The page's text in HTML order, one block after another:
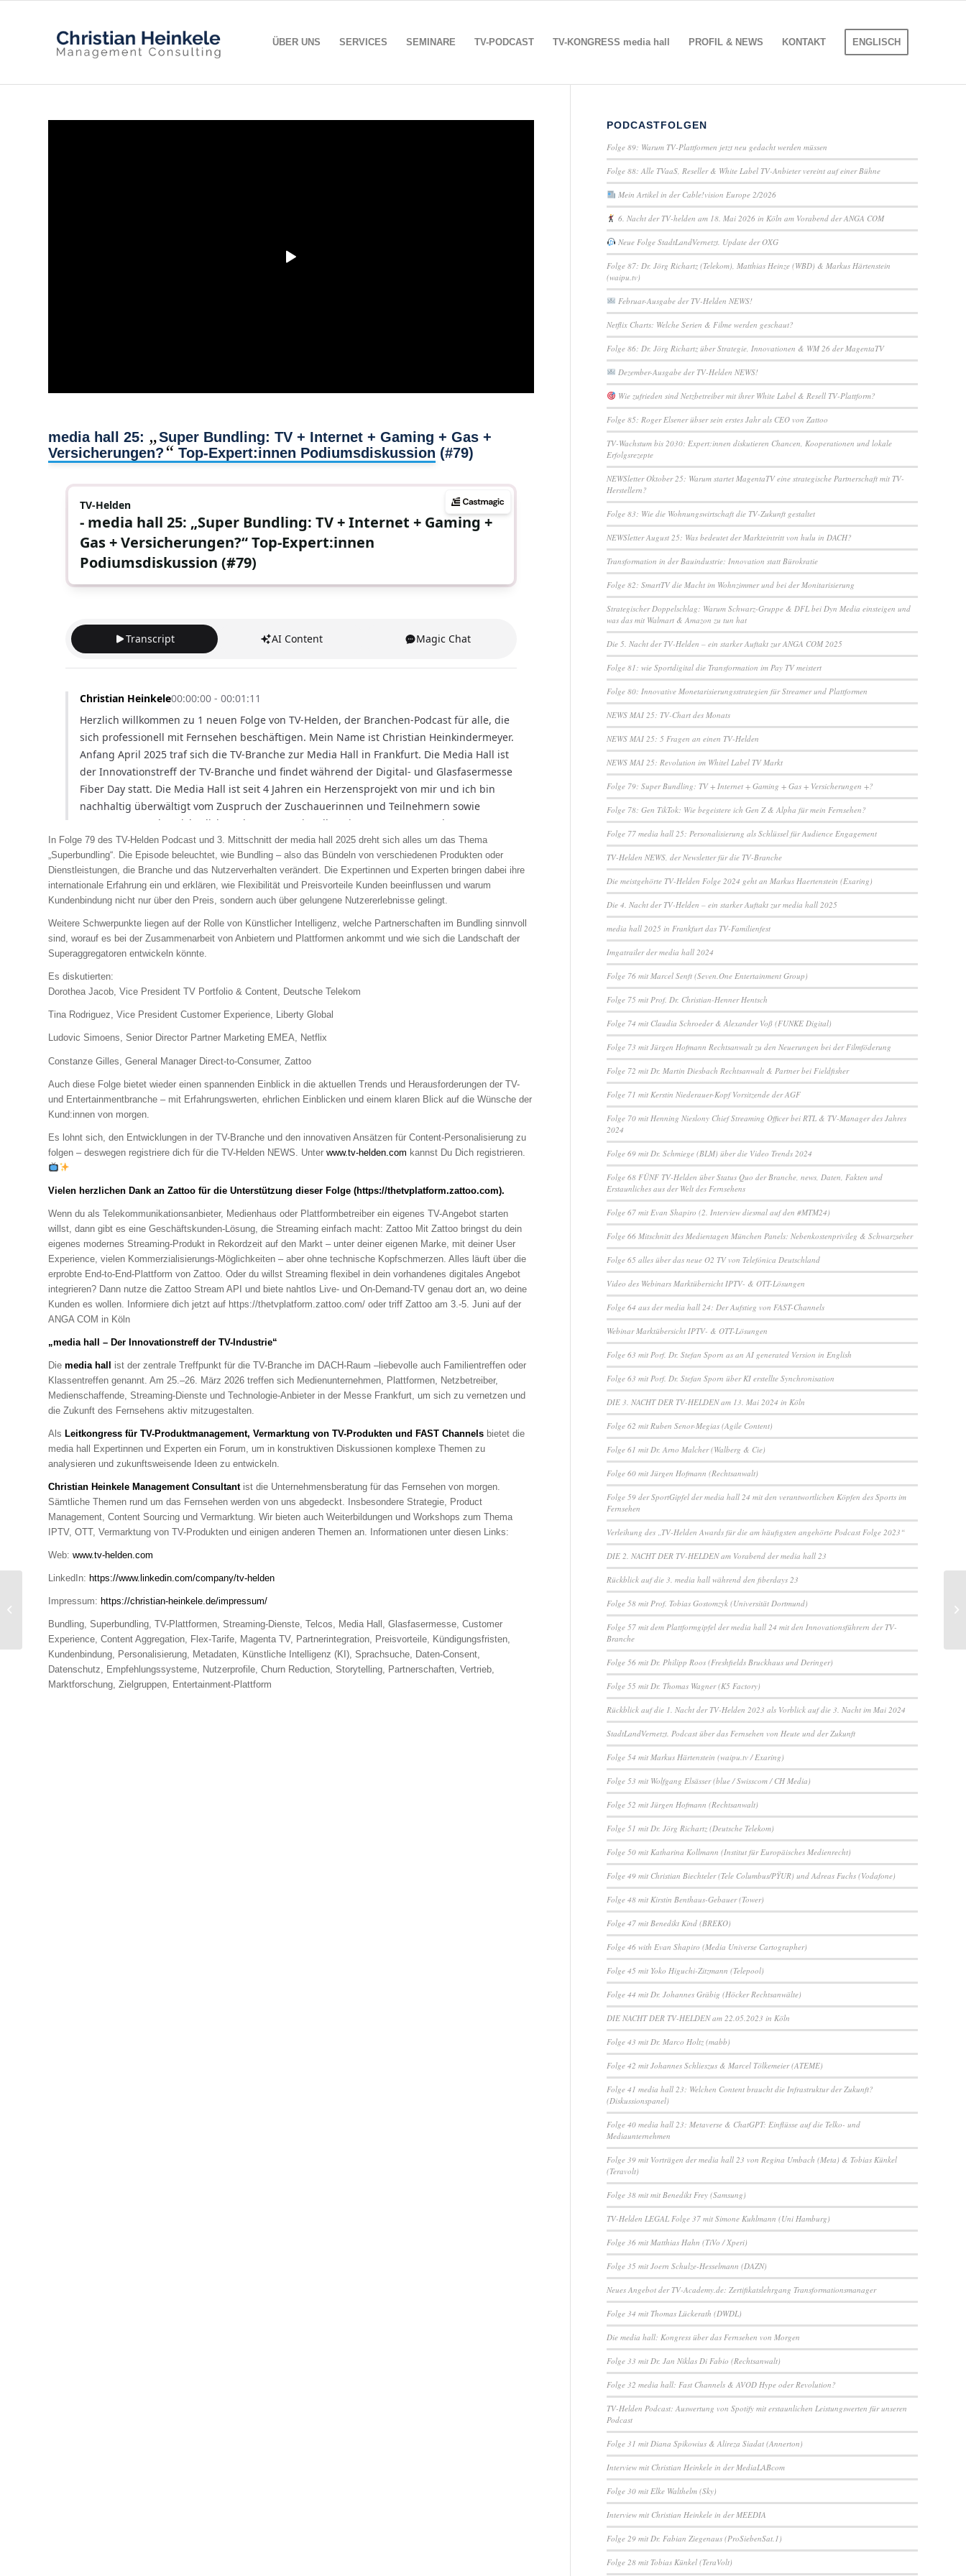
ÜBER UNS SERVICES SEMINARE TV-PODCAST TV-KONGRESS media hall PROFIL & NEWS KONTAKT ENGLISCH
media hall 25: „Super Bundling: TV + Internet + Gaming + Gas +
Versicherungen?“ Top-Expert:innen Podiumsdiskussion (#79)
In Folge 79 des TV-Helden Podcast und 3. Mittschnitt der media hall 2025 dreht sich alles um das Thema
„Superbundling“. Die Episode beleuchtet, wie Bundling – also das Bündeln von verschiedenen Produkten oder
Dienstleistungen, die Branche und das Nutzerverhalten verändert. Die Expertinnen und Experten bringen dabei ihre
internationale Erfahrung ein und erklären, wie Flexibilität und Preisvorteile Kunden beeinflussen und warum
Kundenbindung nicht nur über den Preis, sondern auch über gelungene Nutzererlebnisse gelingt.
Weitere Schwerpunkte liegen auf der Rolle von Künstlicher Intelligenz, welche Partnerschaften im Bundling sinnvoll
sind, worauf es bei der Zusammenarbeit von Anbietern und Plattformen ankommt und wie sich die Landschaft der
Superaggregatoren entwickeln könnte.
Es diskutierten:
Dorothea Jacob, Vice President TV Portfolio & Content, Deutsche Telekom
Tina Rodriguez, Vice President Customer Experience, Liberty Global
Ludovic Simoens, Senior Director Partner Marketing EMEA, Netflix
Constanze Gilles, General Manager Direct-to-Consumer, Zattoo
Auch diese Folge bietet wieder einen spannenden Einblick in die aktuellen Trends und Herausforderungen der TV-
und Entertainmentbranche – mit Erfahrungswerten, ehrlichen Einblicken und einem klaren Blick auf die Wünsche der
Kund:innen von morgen.
Es lohnt sich, den Entwicklungen in der TV-Branche und den innovativen Ansätzen für Content-Personalisierung zu
folgen – deswegen registriere dich für die TV-Helden NEWS. Unter www.tv-helden.com kannst Du Dich registrieren.
Vielen herzlichen Dank an Zattoo für die Unterstützung dieser Folge (https://thetvplatform.zattoo.com).
Wenn du als Telekommunikationsanbieter, Medienhaus oder Plattformbetreiber ein eigenes TV-Angebot starten
willst, dann gibt es eine Geschäftskunden-Lösung, die Streaming einfach macht: Zattoo Mit Zattoo bringst du dein
eigenes modernes Streaming-Produkt in Rekordzeit auf den Markt – unter deiner eigenen Marke, mit deiner User
Experience, vielen Kommerzialisierungs-Möglichkeiten – aber ohne technische Kopfschmerzen. Alles läuft über die
erprobte End-to-End-Plattform von Zattoo. Oder du willst Streaming flexibel in dein vorhandenes digitales Angebot
integrieren? Dann nutze die Zattoo Stream API und biete nahtlos Live- und On-Demand-TV genau dort an, wo deine
Kunden es wollen. Informiere dich jetzt auf https://thetvplatform.zattoo.com/ oder triff Zattoo am 3.-5. Juni auf der
ANGA COM in Köln
„media hall – Der Innovationstreff der TV-Industrie“
Die media hall
ist der zentrale Treffpunkt für die TV-Branche im DACH-Raum –liebevolle auch Familientreffen oder
Klassentreffen genannt. Am 25.–26. März 2026 treffen sich Medienunternehmen, Plattformen, Netzbetreiber,
Medienschaffende, Streaming-Dienste und Technologie-Anbieter in der Messe Frankfurt, um sich zu vernetzen und
die Zukunft des Fernsehens aktiv mitzugestalten.
Als Leitkongress für TV-Produktmanagement, Vermarktung von TV-Produkten und FAST Channels bietet die
media hall Expertinnen und Experten ein Forum, um in konstruktiven Diskussionen komplexe Themen zu
analysieren und zukunftsweisende Ideen zu entwickeln.
Christian Heinkele Management Consultant ist die Unternehmensberatung für das Fernsehen von morgen.
Sämtliche Themen rund um das Fernsehen werden von uns abgedeckt. Insbesondere Strategie, Product
Management, Content Sourcing und Vermarktung. Wir bieten auch Weiterbildungen und Workshops zum Thema
IPTV, OTT, Vermarktung von TV-Produkten und einigen anderen Themen an. Informationen unter diesen Links:
Web: www.tv-helden.com
LinkedIn: https://www.linkedin.com/company/tv-helden
Impressum: https://christian-heinkele.de/impressum/
Bundling, Superbundling, TV-Plattformen, Streaming-Dienste, Telcos, Media Hall, Glasfasermesse, Customer
Experience, Content Aggregation, Flex-Tarife, Magenta TV, Partnerintegration, Preisvorteile, Kündigungsfristen,
Kundenbindung, Personalisierung, Metadaten, Künstliche Intelligenz (KI), Sprachsuche, Daten-Consent,
Datenschutz, Empfehlungssysteme, Nutzerprofile, Churn Reduction, Storytelling, Partnerschaften, Vertrieb,
Marktforschung, Zielgruppen, Entertainment-Plattform
PODCASTFOLGEN
Folge 89: Warum TV-Plattformen jetzt neu gedacht werden müssen
Folge 88: Alle TVaaS, Reseller & White Label TV-Anbieter vereint auf einer Bühne
Mein Artikel in der Cable!vision Europe 2/2026
6. Nacht der TV-helden am 18. Mai 2026 in Köln am Vorabend der ANGA COM
Neue Folge StadtLandVernetzt. Update der OXG
Folge 87: Dr. Jörg Richartz (Telekom), Matthias Heinze (WBD) & Markus Härtenstein
(waipu.tv)
Februar-Ausgabe der TV-Helden NEWS!
Netflix Charts: Welche Serien & Filme werden geschaut?
Folge 86: Dr. Jörg Richartz über Strategie, Innovationen & WM 26 der MagentaTV
Dezember-Ausgabe der TV-Helden NEWS!
Wie zufrieden sind Netzbetreiber mit ihrer White Label & Resell TV-Plattform?
Folge 85: Roger Elsener übser sein erstes Jahr als CEO von Zattoo
TV-Wachstum bis 2030: Expert:innen diskutieren Chancen, Kooperationen und lokale
Erfolgsrezepte
NEWSletter Oktober 25: Warum startet MagentaTV eine strategische Partnerschaft mit TV-
Herstellern?
Folge 83: Wie die Wohnungswirtschaft die TV-Zukunft gestaltet
NEWSletter August 25: Was bedeutet der Markteintritt von hulu in DACH?
Transformation in der Bauindustrie: Innovation statt Bürokratie
Folge 82: SmartTV die Macht im Wohnzimmer und bei der Monitarisierung
Strategischer Doppelschlag: Warum Schwarz-Gruppe & DFL bei Dyn Media einsteigen und
was das mit Walmart & Amazon zu tun hat
Die 5. Nacht der TV-Helden – ein starker Auftakt zur ANGA COM 2025
Folge 81: wie Sportdigital die Transformation im Pay TV meistert
Folge 80: Innovative Monetarisierungsstrategien für Streamer und Plattformen
NEWS MAI 25: TV-Chart des Monats
NEWS MAI 25: 5 Fragen an einen TV-Helden
NEWS MAI 25: Revolution im Whitel Label TV Markt
Folge 79: Super Bundling: TV + Internet + Gaming + Gas + Versicherungen +?
Folge 78: Gen TikTok: Wie begeistere ich Gen Z & Alpha für mein Fernsehen?
Folge 77 media hall 25: Personalisierung als Schlüssel für Audience Engagement
TV-Helden NEWS, der Newsletter für die TV-Branche
Die meistgehörte TV-Helden Folge 2024 geht an Markus Haertenstein (Exaring)
Die 4. Nacht der TV-Helden – ein starker Auftakt zur media hall 2025
media hall 2025 in Frankfurt das TV-Familienfest
Imgatrailer der media hall 2024
Folge 76 mit Marcel Senft (Seven.One Entertainment Group)
Folge 75 mit Prof. Dr. Christian-Henner Hentsch
Folge 74 mit Claudia Schroeder & Alexander Voß (FUNKE Digital)
Folge 73 mit Jürgen Hofmann Rechtsanwalt zu den Neuerungen bei der Filmföderung
Folge 72 mit Dr. Martin Diesbach Rechtsanwalt & Partner bei Fieldfisher
Folge 71 mit Kerstin Niederauer-Kopf Vorsitzende der AGF
Folge 70 mit Henning Nieslony Chief Streaming Officer bei RTL & TV-Manager des Jahres
2024
Folge 69 mit Dr. Schmiege (BLM) über die Video Trends 2024
Folge 68 FÜNF TV-Helden über Status Quo der Branche, news, Daten, Fakten und
Erstaunliches aus der Welt des Fernsehens
Folge 67 mit Evan Shapiro (2. Interview diesmal auf den #MTM24)
Folge 66 Mitschnitt des Medientagen München Panels: Nebenkostenprivileg & Schwarzseher
Folge 65 alles über das neue O2 TV von Telefónica Deutschland
Video des Webinars Marktübersicht IPTV- & OTT-Lösungen
Folge 64 aus der media hall 24: Der Aufstieg von FAST-Channels
Webinar Marktübersicht IPTV- & OTT-Lösungen
Folge 63 mit Porf. Dr. Stefan Sporn as an AI generated Version in English
Folge 63 mit Porf. Dr. Stefan Sporn über KI erstellte Synchronisation
DIE 3. NACHT DER TV-HELDEN am 13. Mai 2024 in Köln
Folge 62 mit Ruben Senor-Megias (Agile Content)
Folge 61 mit Dr. Arno Malcher (Walberg & Cie)
Folge 60 mit Jürgen Hofmann (Rechtsanwalt)
Folge 59 der SportGipfel der media hall 24 mit den verantwortlichen Köpfen des Sports im
Fernsehen
Verleihung des „TV-Helden Awards für die am häufigsten angehörte Podcast Folge 2023“
DIE 2. NACHT DER TV-HELDEN am Vorabend der media hall 23
Rückblick auf die 3. media hall während den fiberdays 23
Folge 58 mit Prof. Tobias Gostomzyk (Universität Dortmund)
Folge 57 mit dem Plattformgipfel der media hall 24 mit den Innovationsführern der TV-
Branche
Folge 56 mit Dr. Philipp Roos (Freshfields Bruckhaus und Deringer)
Folge 55 mit Dr. Thomas Wagner (K5 Factory)
Rückblick auf die 1. Nacht der TV-Helden 2023 als Vorblick auf die 3. Nacht im Mai 2024
StadtLandVernetzt. Podcast über das Fernsehen von Heute und der Zukunft
Folge 54 mit Markus Härtenstein (waipu.tv / Exaring)
Folge 53 mit Wolfgang Elsässer (blue / Swisscom / CH Media)
Folge 52 mit Jürgen Hofmann (Rechtsanwalt)
Folge 51 mit Dr. Jörg Richartz (Deutsche Telekom)
Folge 50 mit Katharina Kollmann (Institut für Europäisches Medienrecht)
Folge 49 mit Christian Biechteler (Tele Columbus/PŸUR) und Adreas Fuchs (Vodafone)
Folge 48 mit Kirstin Benthaus-Gebauer (Tower)
Folge 47 mit Benedikt Kind (BREKO)
Folge 46 with Evan Shapiro (Media Universe Cartographer)
Folge 45 mit Yoko Higuchi-Zitzmann (Telepool)
Folge 44 mit Dr. Johannes Gräbig (Höcker Rechtsanwälte)
DIE NACHT DER TV-HELDEN am 22.05.2023 in Köln
Folge 43 mit Dr. Marco Holtz (mabb)
Folge 42 mit Johannes Schlieszus & Marcel Tölkemeier (ATEME)
Folge 41 media hall 23: Welchen Content braucht die Infrastruktur der Zukunft?
(Diskussionspanel)
Folge 40 media hall 23: Metaverse & ChatGPT: Einflüsse auf die Telko- und
Mediaunternehmen
Folge 39 mit Vorträgen der media hall 23 von Regina Umbach (Meta) & Tobias Künkel
(Teravolt)
Folge 38 mit mit Benedikt Frey (Samsung)
TV-Helden LEGAL Folge 37 mit Simone Kuhlmann (Uni Hamburg)
Folge 36 mit Matthias Hahn (TiVo / Xperi)
Folge 35 mit Joern Schulze-Hesselmann (DAZN)
Neues Angebot der TV-Academy.de: Zertifikatslehrgang Transformationsmanager
Folge 34 mit Thomas Lückerath (DWDL)
Die media hall: Kongress über das Fernsehen von Morgen
Folge 33 mit Dr. Jan Niklas Di Fabio (Rechtsanwalt)
Folge 32 media hall: Fast Channels & AVOD Hype oder Revolution?
TV-Helden Podcast: Auswertung von Spotify mit erstaunlichen Leistungswerten für unseren
Podcast
Folge 31 mit Diana Spikowius & Alireza Siadat (Annerton)
Interview mit Christian Heinkele in der MediaLABcom
Folge 30 mit Elke Walthelm (Sky)
Interview mit Christian Heinkele in der MEEDIA
Folge 29 mit Dr. Fabian Ziegenaus (ProSiebenSat.1)
Folge 28 mit Tobias Künkel (TeraVolt)
Wie begeistere ich Gen
Z & Alpha für mein
Ferns...